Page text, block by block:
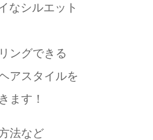
なシルエット
ングできる
アスタイルを
ます！
法など